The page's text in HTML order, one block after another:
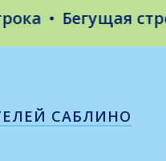
Бегущая строка
САБЛИНО